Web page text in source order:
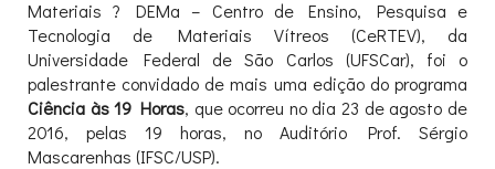
Materiais ? DEMa – Centro de Ensino, Pesquisa e
Tecnologia de Materiais Vítreos (CeRTEV), da
Universidade Federal de São Carlos (UFSCar), foi o
palestrante convidado de mais uma edição do programa
Ciência às 19 Horas, que ocorreu no dia 23 de agosto de
2016, pelas 19 horas, no Auditório Prof. Sérgio
Mascarenhas (IFSC/USP).